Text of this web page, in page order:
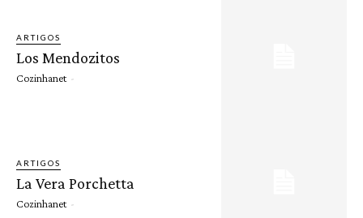
ARTIGOS
Los Mendozitos
Cozinhanet -
ARTIGOS
La Vera Porchetta
Cozinhanet -